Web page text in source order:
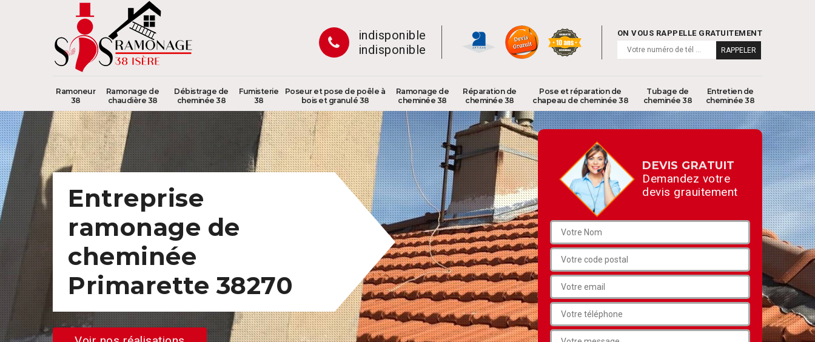
indisponible
indisponible
ON VOUS RAPPELLE GRATUITEMENT
Ramoneur
38
Ramonage de
chaudière 38
Débistrage de
cheminée 38
Fumisterie
38
Poseur et pose de poêle à
bois et granulé 38
Ramonage de
cheminée 38
Réparation de
cheminée 38
Pose et réparation de
chapeau de cheminée 38
Tubage de
cheminée 38
Entretien de
cheminée 38
Entreprise
ramonage de
cheminée
Primarette 38270
DEVIS GRATUIT
Demandez votre
devis grauitement